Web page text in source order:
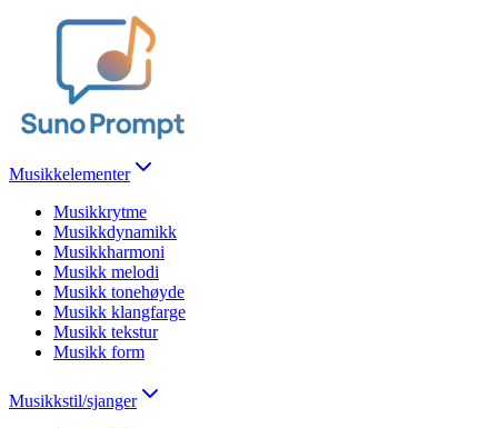
Musikkelementer
Musikkrytme
Musikkdynamikk
Musikkharmoni
Musikk melodi
Musikk tonehøyde
Musikk klangfarge
Musikk tekstur
Musikk form
Musikkstil/sjanger